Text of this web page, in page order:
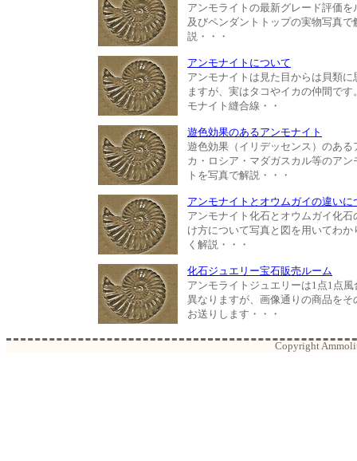
アンモライトの最新グレード評価を
及びペンダントトップの実物写真で
説・・・
アンモナイトについて
アンモナイトは見た目からは貝類に
ますが、実はタコやイカの仲間です
モナイト縫合線・・
遊色効果のあるアンモナイト
遊色効果（イリデッセンス）のある
カ・ロシア・マダガスカル等のアン
トを写真で解説・・・
アンモナイトとオウムガイの違いに
アンモナイト化石とオウムガイ化石
け方について写真と図を用いてわか
く解説・・・
化石ジュエリー宝石販売ルーム
アンモライトジュエリーは1点1点風
異なりますが、画像通りの商品をそ
お送りします・・・
Copyright